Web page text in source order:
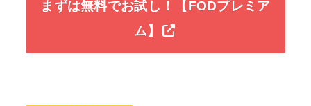
まずは無料でお試し！【FODプレミア
ム】